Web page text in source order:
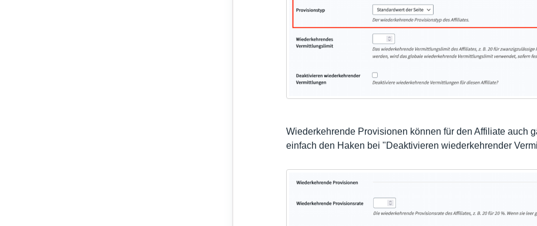
Wiederkehrende Provisionen können für den Affiliate auch
einfach den Haken bei "Deaktivieren wiederkehrender